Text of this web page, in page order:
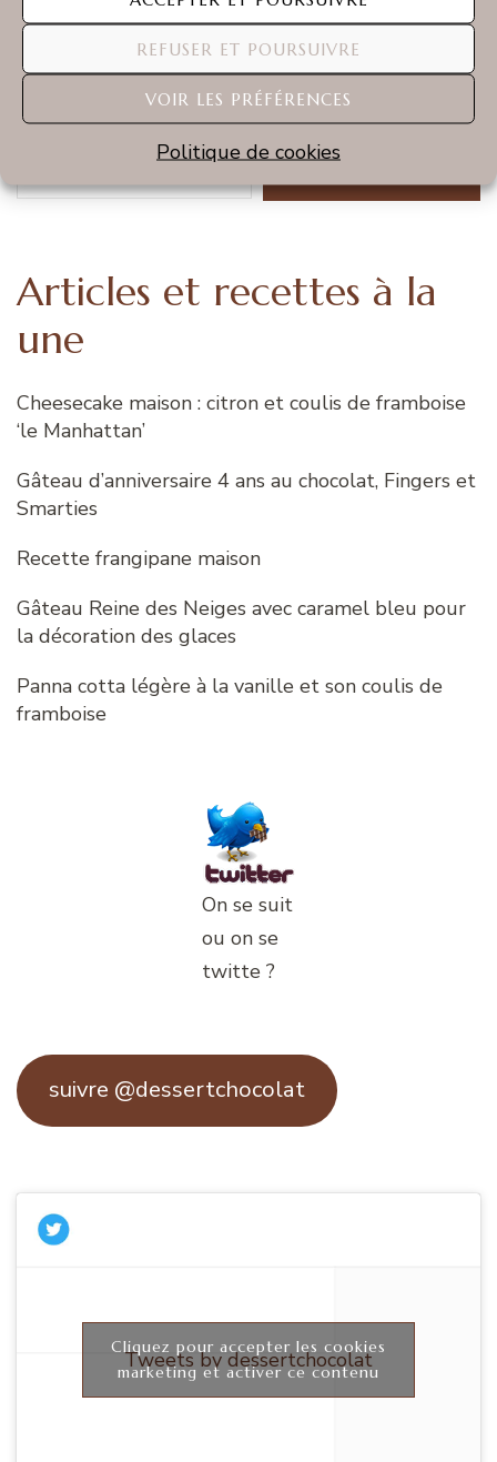
REFUSER ET POURSUIVRE
VOIR LES PRÉFÉRENCES
Politique de cookies
Rechercher
Articles et recettes à la
une
Cheesecake maison : citron et coulis de framboise
‘le Manhattan’
Gâteau d’anniversaire 4 ans au chocolat, Fingers et
Smarties
Recette frangipane maison
Gâteau Reine des Neiges avec caramel bleu pour
la décoration des glaces
Panna cotta légère à la vanille et son coulis de
framboise
On se suit
ou on se
twitte ?
suivre @dessertchocolat
Tweets by dessertchocolat
Cliquez pour accepter les cookies
marketing et activer ce contenu